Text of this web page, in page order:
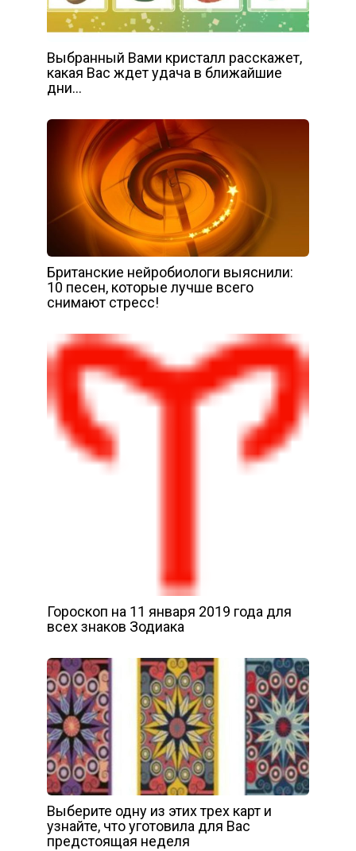
Выбранный Вами кристалл расскажет,
какая Вас ждет удача в ближайшие
дни…
Британские нейробиологи выяснили:
10 песен, которые лучше всего
снимают стресс!
Гороскоп на 11 января 2019 года для
всех знаков Зодиака
Выберите одну из этих трех карт и
узнайте, что уготовила для Вас
предстоящая неделя